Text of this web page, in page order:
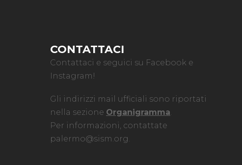
CONTATTACI
Contattaci e seguici su Facebook e
Instagram!
Gli indirizzi mail ufficiali sono riportati
nella sezione Organigramma.
Per informazioni, contattate
palermo@sism.org.